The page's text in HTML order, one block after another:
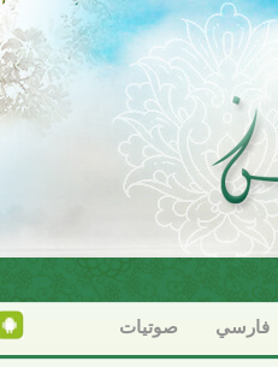
فارسي صوتيات